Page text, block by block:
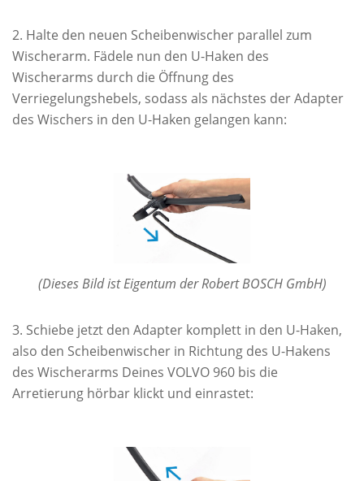
Halte den neuen Scheibenwischer parallel zum
Wischerarm. Fädele nun den U-Haken des
Wischerarms durch die Öffnung des
Verriegelungshebels, sodass als nächstes der Adapter
des Wischers in den U-Haken gelangen kann:
(Dieses Bild ist Eigentum der Robert BOSCH GmbH)
Schiebe jetzt den Adapter komplett in den U-Haken,
also den Scheibenwischer in Richtung des U-Hakens
des Wischerarms Deines VOLVO 960 bis die
Arretierung hörbar klickt und einrastet: